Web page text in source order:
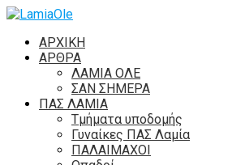
ΑΡΧΙΚΗ
ΑΡΘΡΑ
ΛΑΜΙΑ ΟΛΕ
ΣΑΝ ΣΗΜΕΡΑ
ΠΑΣ ΛΑΜΙΑ
Τμήματα υποδομής
Γυναίκες ΠΑΣ Λαμία
ΠΑΛΑΙΜΑΧΟΙ